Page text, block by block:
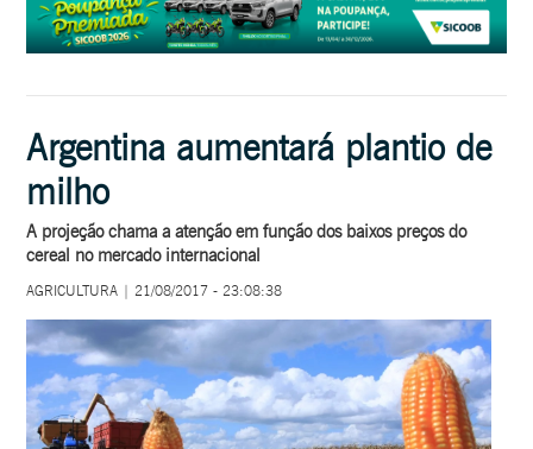
Argentina aumentará plantio de
milho
A projeção chama a atenção em função dos baixos preços do
cereal no mercado internacional
AGRICULTURA | 21/08/2017 - 23:08:38